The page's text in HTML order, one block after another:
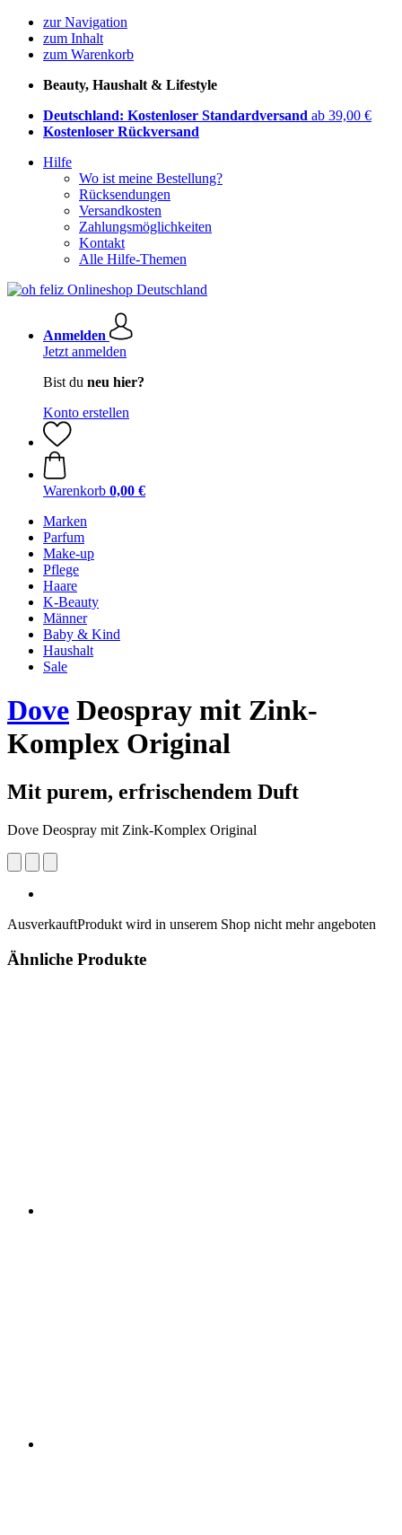
zur Navigation
zum Inhalt
zum Warenkorb
Beauty, Haushalt & Lifestyle
Deutschland: Kostenloser Standardversand ab 39,00 €
Kostenloser Rückversand
Hilfe
Wo ist meine Bestellung?
Rücksendungen
Versandkosten
Zahlungsmöglichkeiten
Kontakt
Alle Hilfe-Themen
Anmelden
Jetzt anmelden
Bist du neu hier?
Konto erstellen
Warenkorb 0,00 €
Marken
Parfum
Make-up
Pflege
Haare
K-Beauty
Männer
Baby & Kind
Haushalt
Sale
Dove Deospray mit Zink-
Komplex Original
Mit purem, erfrischendem Duft
Dove Deospray mit Zink-Komplex Original
AusverkauftProdukt wird in unserem Shop nicht mehr angeboten
Ähnliche Produkte